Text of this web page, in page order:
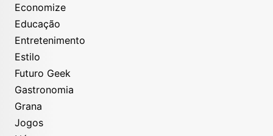
Economize
Educação
Entretenimento
Estilo
Futuro Geek
Gastronomia
Grana
Jogos